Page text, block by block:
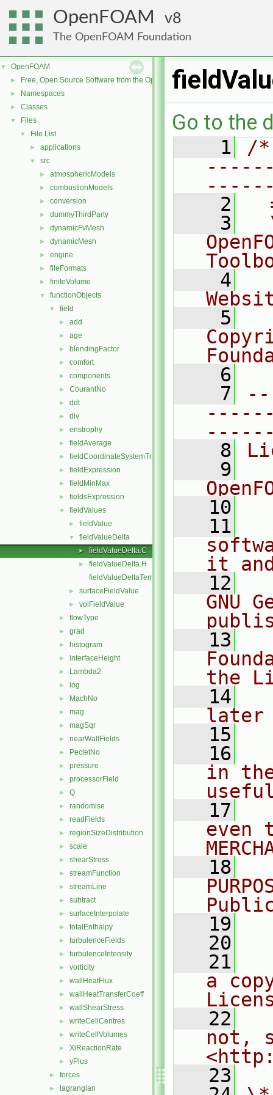
OpenFOAM 8
The OpenFOAM Foundation
▼ OpenFOAM
► Free, Open Source Software from the OpenFOAM Foundation
► Namespaces
► Classes
▼ Files
▼ File List
► applications
▼ src
► atmosphericModels
► combustionModels
► conversion
► dummyThirdParty
► dynamicFvMesh
► dynamicMesh
► engine
► fileFormats
► finiteVolume
▼ functionObjects
▼ field
► add
► age
► blendingFactor
► comfort
► components
► CourantNo
► ddt
► div
► enstrophy
► fieldAverage
► fieldCoordinateSystemTransform
► fieldExpression
► fieldMinMax
► fieldsExpression
▼ fieldValues
► fieldValue
▼ fieldValueDelta
► fieldValueDelta.C
►
fieldValueDelta.H
fieldValueDeltaTemplates.C
► surfaceFieldValue
► volFieldValue
► flowType
► grad
► histogram
► interfaceHeight
► Lambda2
► log
► MachNo
► mag
► magSqr
► nearWallFields
► PecletNo
► pressure
► processorField
► Q
► randomise
► readFields
► regionSizeDistribution
► scale
► shearStress
► streamFunction
► streamLine
► subtract
► surfaceInterpolate
► totalEnthalpy
► turbulenceFields
► turbulenceIntensity
► vorticity
► wallHeatFlux
► wallHeatTransferCoeff
► wallShearStress
► writeCellCentres
► writeCellVolumes
► XiReactionRate
► yPlus
► forces
► lagrangian
Go to the
    1
/
    2
    3
    4
    5
    6
    7
    8
    9
   10
   11
it
   12
GNU
   13
the
   14
later
   15
   16
in
   17
even
   18
   19
   20
   21
a
   22
not,
   23